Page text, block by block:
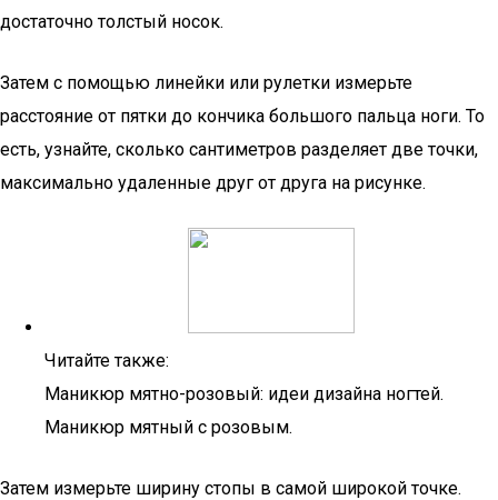
достаточно толстый носок.
Затем с помощью линейки или рулетки измерьте
расстояние от пятки до кончика большого пальца ноги. То
есть, узнайте, сколько сантиметров разделяет две точки,
максимально удаленные друг от друга на рисунке.
Читайте также:
Маникюр мятно-розовый: идеи дизайна ногтей.
Маникюр мятный с розовым.
Затем измерьте ширину стопы в самой широкой точке.